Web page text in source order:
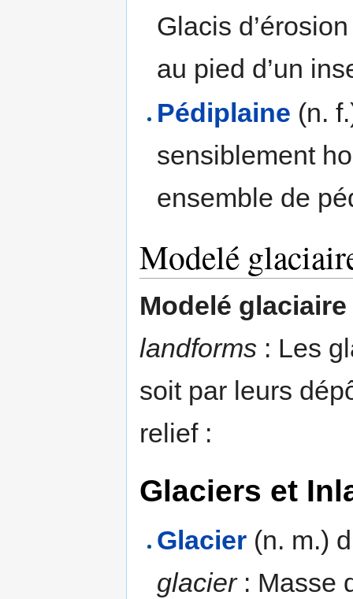
Glacis
au pied d’un
Pédiplaine (n.
sensiblement
ensemble de
Modelé
Modelé glaciaire
landforms : Les
soit par leurs
relief :
Glaciers et
Glacier (n. m.)
glacier: Masse